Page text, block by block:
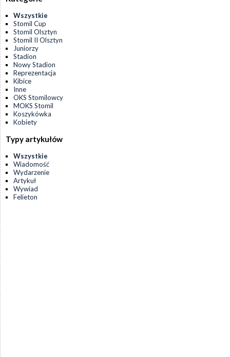
Wszystkie
Stomil Cup
Stomil Olsztyn
Stomil II Olsztyn
Juniorzy
Stadion
Nowy Stadion
Reprezentacja
Kibice
Inne
OKS Stomilowcy
MOKS Stomil
Koszykówka
Kobiety
Typy artykułów
Wszystkie
Wiadomość
Wydarzenie
Artykuł
Wywiad
Felieton